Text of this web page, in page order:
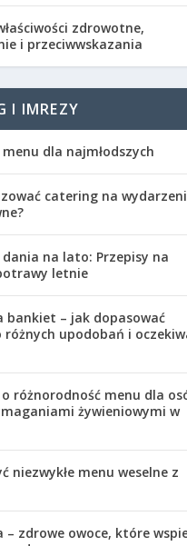
zdrowotne,
i przeciwwskazania
I IMREZY
dla najmłodszych
catering na
na lato: Przepisy na
letnie
bankiet – jak dopasować
upodobań i
o różnorodność menu dla
żywieniowymi w
niezwykłe menu weselne z
– zdrowe owoce, które